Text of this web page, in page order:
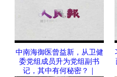
中南海御医曾益新，从卫健
委党组成员升为党组副书
记，其中有何秘密？｜